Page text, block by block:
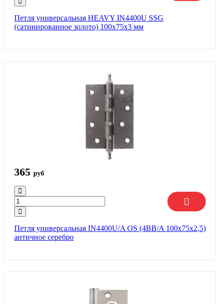
Петля универсальная HEAVY IN4400U SSG
(сатинированное золото) 100х75х3 мм
365 руб
Петля универсальная IN4400U/A OS (4BB/A 100x75x2,5)
античное серебро